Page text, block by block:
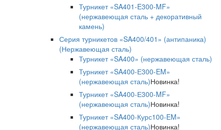
Турникет «SA401-E300-MF»
(нержавеющая сталь + декоративный
камень)
Серия турникетов «SA400/401» (антипаника)
(Нержавеющая сталь)
Турникет «SA400» (нержавеющая сталь)
Турникет «SA400-Е300-EM»
(нержавеющая сталь)Новинка!
Турникет «SA400-Е300-MF»
(нержавеющая сталь)Новинка!
Турникет «SA400-Курс100-EM»
(нержавеющая сталь)Новинка!